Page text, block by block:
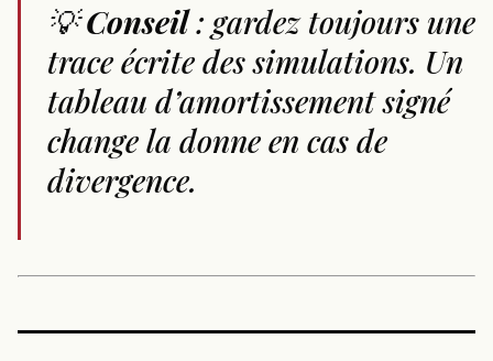
💡Conseil: gardez toujours une
trace écrite des simulations. Un
tableau d’amortissement signé
change la donne en cas de
divergence.